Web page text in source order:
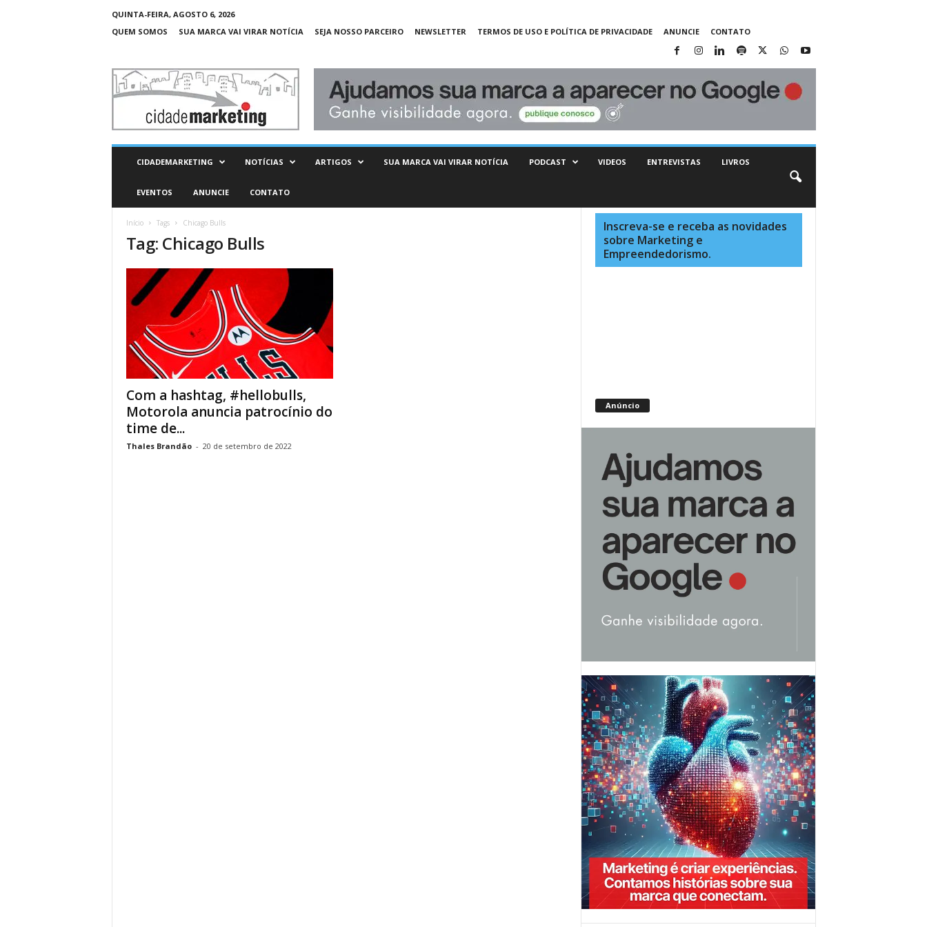
QUINTA-FEIRA, AGOSTO 6, 2026
QUEM SOMOS
SUA MARCA VAI VIRAR NOTÍCIA SEJA NOSSO PARCEIRO NEWSLETTER TERMOS DE USO E POLÍTICA DE PRIVACIDADE ANUNCIE CONTATO
C
d
CIDADEMARKETING NOTÍCIAS ARTIGOS SUA MARCA VAI VIRAR NOTÍCIA PODCAST VIDEOS ENTREVISTAS LIVROS
EVENTOS ANUNCIE CONTATO
Início Tags Chicago Bulls
Tag: Chicago Bulls
Com a hashtag, #hellobulls,
Motorola anuncia patrocínio do
time de...
Thales Brandão - 20 de setembro de 2022
Inscreva-se e receba as novidades
sobre Marketing e
Empreendedorismo.
Anúncio